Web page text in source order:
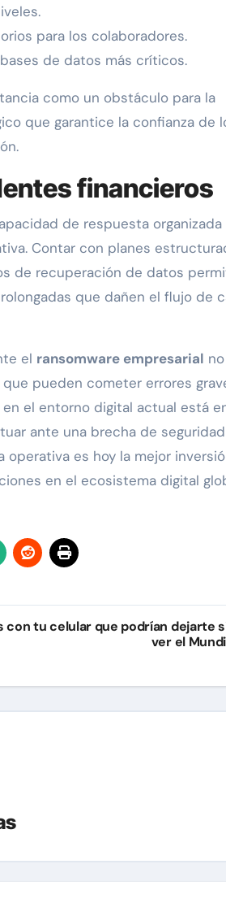
para los colaboradores.
de datos más críticos.
como un obstáculo para la
que garantice la confianza de
financieros
de respuesta organizada
Contar con planes
de recuperación de datos
que dañen el flujo de
el ransomware empresarial
pueden cometer errores
el entorno digital actual está
ante una brecha de seguridad
operativa es hoy la mejor
en el ecosistema digital
con tu celular que podrían dejarte
ver el